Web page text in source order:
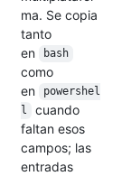
ma. Se copia
tanto
en
bash
como
en
powershel
l
cuando
faltan esos
campos; las
entradas